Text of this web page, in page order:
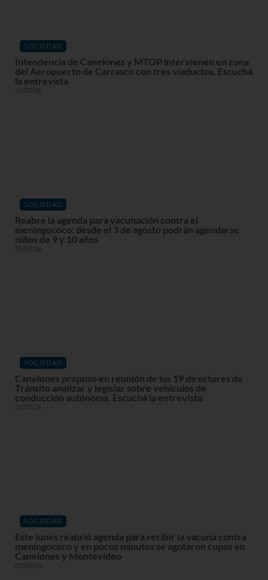
SOCIEDAD
Intendencia de Canelones y MTOP intervienen en zona
del Aeropuerto de Carrasco con tres viaductos. Escuchá
la entrevista
31/07/26
SOCIEDAD
Reabre la agenda para vacunación contra el
meningococo: desde el 3 de agosto podrán agendarse
niños de 9 y 10 años
29/07/26
SOCIEDAD
Canelones propuso en reunión de los 19 directores de
Tránsito analizar y legislar sobre vehículos de
conducción autónoma. Escuchá la entrevista
31/07/26
SOCIEDAD
Este lunes reabrió agenda para recibir la vacuna contra
meningococo y en pocos minutos se agotaron cupos en
Canelones y Montevideo
03/08/26